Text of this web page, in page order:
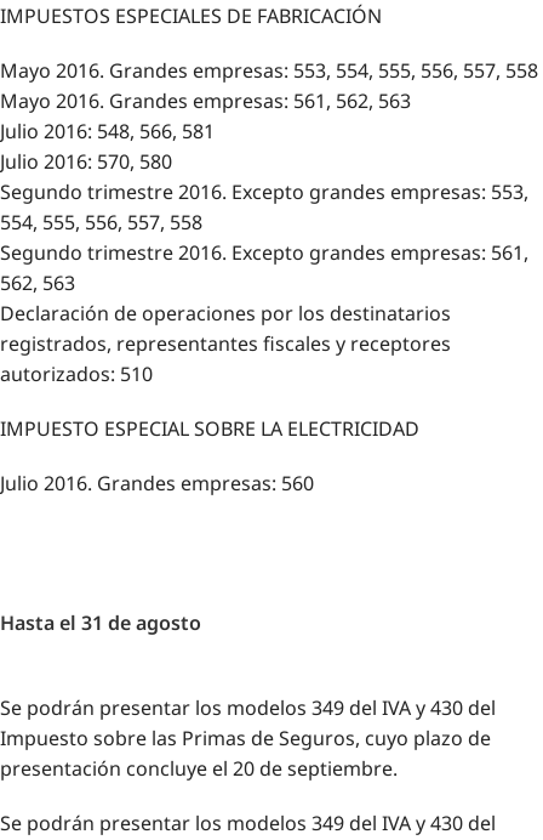
IMPUESTOS ESPECIALES DE FABRICACIÓN
Mayo 2016. Grandes empresas: 553, 554, 555, 556, 557, 558
Mayo 2016. Grandes empresas: 561, 562, 563
Julio 2016: 548, 566, 581
Julio 2016: 570, 580
Segundo trimestre 2016. Excepto grandes empresas: 553,
554, 555, 556, 557, 558
Segundo trimestre 2016. Excepto grandes empresas: 561,
562, 563
Declaración de operaciones por los destinatarios
registrados, representantes fiscales y receptores
autorizados: 510
IMPUESTO ESPECIAL SOBRE LA ELECTRICIDAD
Julio 2016. Grandes empresas: 560
Hasta el 31 de agosto
Se podrán presentar los modelos 349 del IVA y 430 del
Impuesto sobre las Primas de Seguros, cuyo plazo de
presentación concluye el 20 de septiembre.
Se podrán presentar los modelos 349 del IVA y 430 del